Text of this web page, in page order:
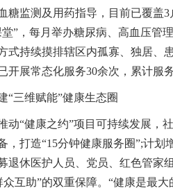
糖监测及用药指导，目前已覆盖
堂”，每月举办糖尿病、高血压管
式持续摸排辖区内孤寡、独居、
开展常态化服务30余次，累计服
“三维赋能”健康生态圈
动“健康之约”项目可持续发展，
，打造“15分钟健康服务圈”;计
退休医护人员、党员、红色管家
众互助”的双重保障。“健康是最